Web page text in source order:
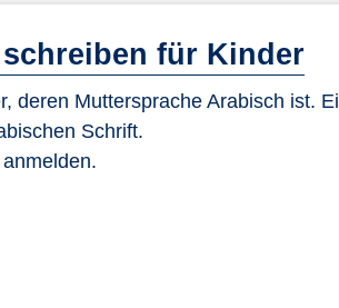
für Kinder
deren Muttersprache Arabisch ist.
Schrift.